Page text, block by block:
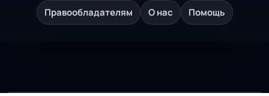
Правообладателям
О нас Помощь